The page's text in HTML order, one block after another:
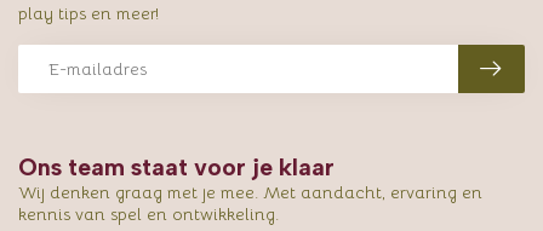
Ons team staat voor je klaar
Wij denken graag met je mee. Met aandacht, ervaring en
kennis van spel en ontwikkeling.
play tips en meer!